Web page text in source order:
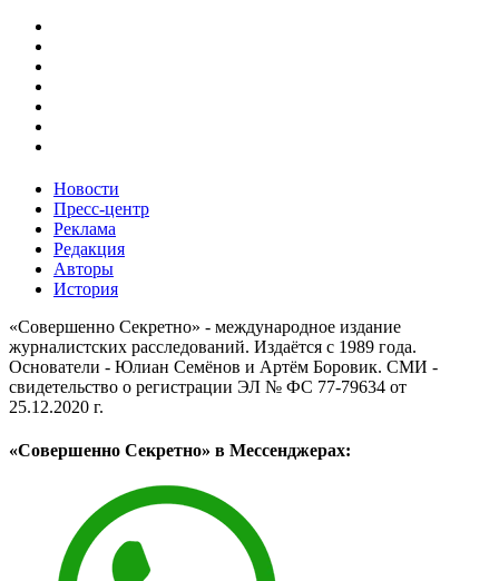
Новости
Пресс-центр
Реклама
Редакция
Авторы
История
«Совершенно Секретно» - международное издание
журналистских расследований. Издаётся с 1989 года.
Основатели - Юлиан Семёнов и Артём Боровик. CМИ -
свидетельство о регистрации ЭЛ № ФС 77-79634 от
25.12.2020 г.
«Совершенно Секретно» в Мессенджерах: